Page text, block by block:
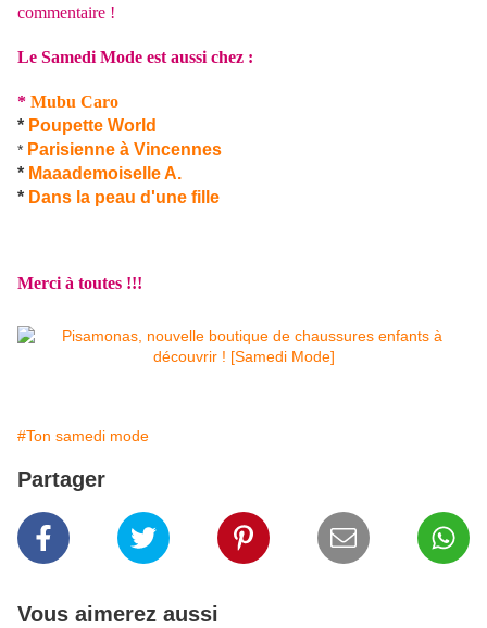
commentaire !
Le Samedi Mode est aussi chez :
* Mubu Caro
* Poupette World
* Parisienne à Vincennes
* Maaademoiselle A.
* Dans la peau d'une fille
Merci à toutes !!!
#Ton samedi mode
Partager
Vous aimerez aussi